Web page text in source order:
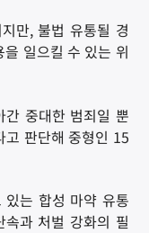
만, 불법 유통될 경
일으킬 수 있는 위
간 중대한 범죄일 뿐
고 판단해 중형인 15
있는 합성 마약 유통
과 처벌 강화의 필